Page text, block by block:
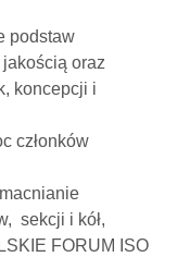
podstaw
oraz
koncepcji i
członków
sekcji i kół,
FORUM ISO